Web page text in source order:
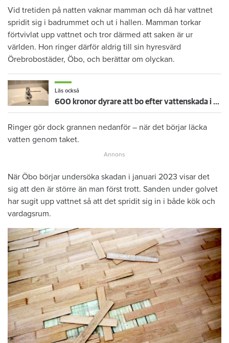
Vid tretiden på natten vaknar mamman och då har vattnet
spridit sig i badrummet och ut i hallen. Mamman torkar
förtvivlat upp vattnet och tror därmed att saken är ur
världen. Hon ringer därför aldrig till sin hyresvärd
Örebrobostäder, Öbo, och berättar om olyckan.
Läs också
600 kronor dyrare att bo efter vattenskada i Varberg
Ringer gör dock grannen nedanför – när det börjar läcka
vatten genom taket.
När Öbo börjar undersöka skadan i januari 2023 visar det
sig att den är större än man först trott. Sanden under golvet
har sugit upp vattnet så att det spridit sig in i både kök och
vardagsrum.